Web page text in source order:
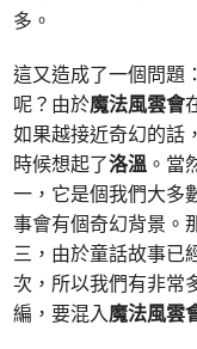
多。
這又造成了一個問題
呢？由於魔法風雲會
如果越接近奇幻的話
時候想起了洛溫 。當
一，它是個我們大多
事會有個奇幻背景。
三，由於童話故事已
次，所以我們有非常
編，要混入魔法風雲